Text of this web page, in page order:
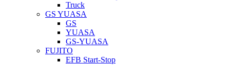
Truck
GS YUASA
GS
YUASA
GS-YUASA
FUJITO
EFB Start-Stop